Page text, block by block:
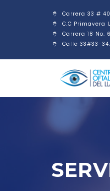
Carrera 33 #
C.C Primavera
Carrera 18 No.
Calle 33#33-